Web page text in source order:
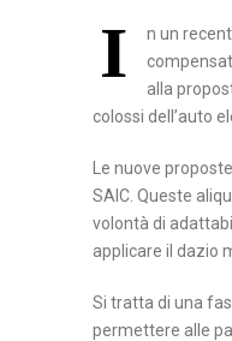
V
I
L
C
R
I
n un
alla
colossi dell’auto
Le nuove
SAIC. Queste
volontà di
applicare il dazio
Si tratta di una
permettere alle